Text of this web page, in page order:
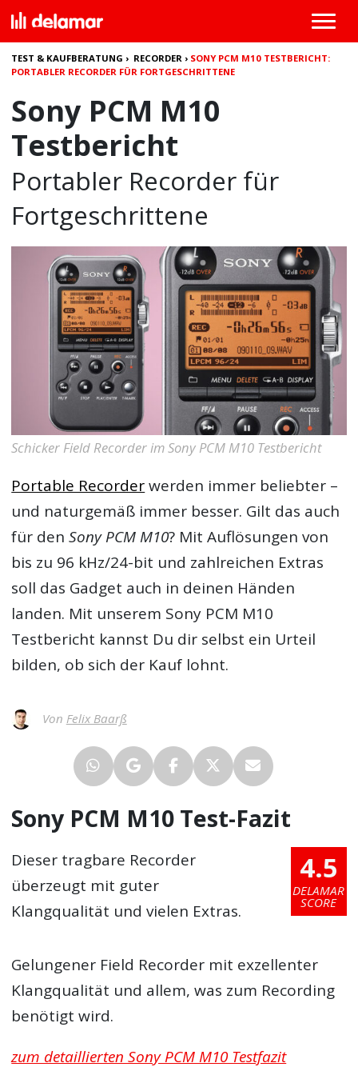
TEST & KAUFBERATUNG › RECORDER › SONY PCM M10 TESTBERICHT:
PORTABLER RECORDER FÜR FORTGESCHRITTENE
Sony PCM M10
Testbericht
Portabler Recorder für
Fortgeschrittene
Schicker Field Recorder im Sony PCM M10 Testbericht
Portable Recorderwerden immer beliebter –
und naturgemäß immer besser. Gilt das auch
für denSony PCM M10? Mit Auflösungen von
bis zu 96 kHz/24-bit und zahlreichen Extras
soll das Gadget auch in deinen Händen
landen. Mit unserem Sony PCM M10
Testbericht kannst Du dir selbst ein Urteil
bilden, ob sich der Kauf lohnt.
Von Felix Baarß
Sony PCM M10 Test-Fazit
4.5
DELAMAR
SCORE
Dieser tragbare Recorder
überzeugt mit guter
Klangqualität und vielen Extras.
Gelungener Field Recorder mit exzellenter
Klangqualität und allem, was zum Recording
benötigt wird.
zum detaillierten Sony PCM M10 Testfazit